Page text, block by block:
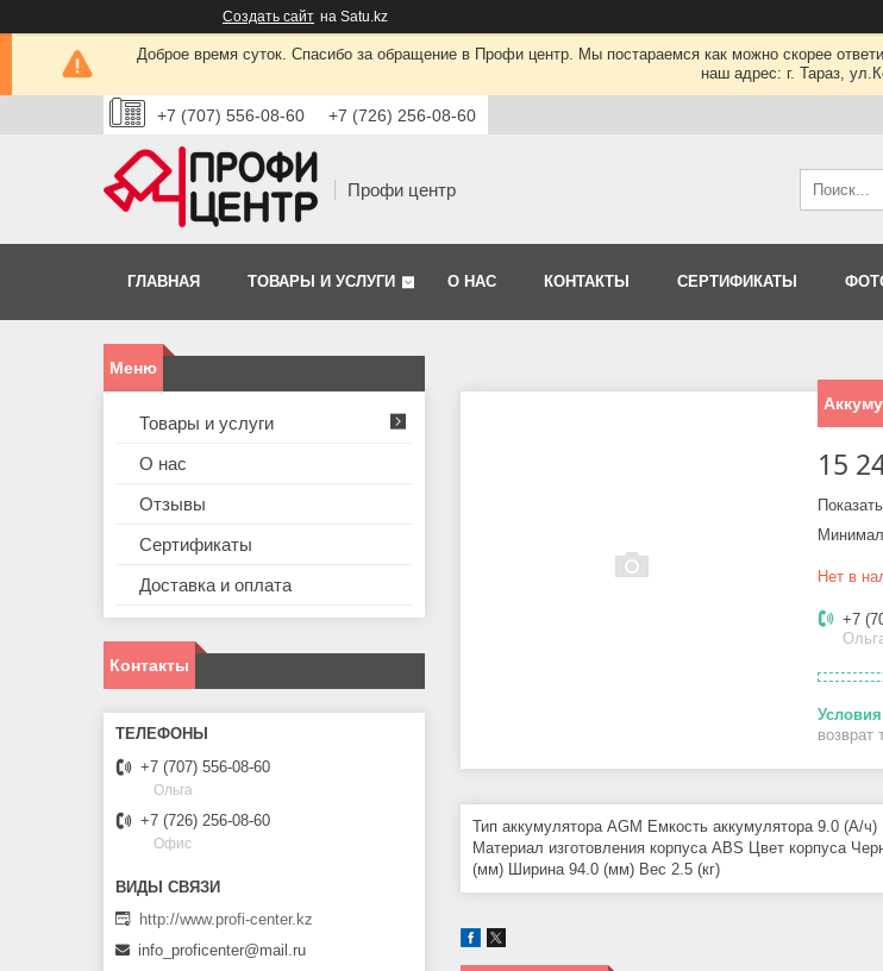
Создать сайт на Satu.kz
Доброе время суток. Спасибо за обращение в Профи центр. Мы постараемся как можно скорее
наш адрес: г. Тараз,
+7 (707) 556-08-60 +7 (726) 256-08-60
Профи центр
ГЛАВНАЯ ТОВАРЫ И УСЛУГИ О НАС КОНТАКТЫ СЕРТИФИКАТЫ
15
Нет в
+7
возврат
Тип аккумулятора AGM Емкость аккумулятора 9.0 (А/
Материал изготовления корпуса ABS Цвет корпуса
(мм) Ширина 94.0 (мм) Вес 2.5 (кг)
Товары и услуги
О нас
Отзывы
Сертификаты
Доставка и оплата
Контакты
+7 (707) 556-08-60
Ольга
+7 (726) 256-08-60
Офис
http://www.profi-center.kz
info_proficenter@mail.ru